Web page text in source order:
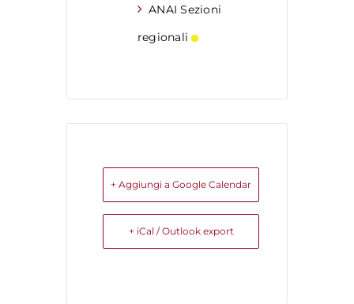
ANAI Sezioni
regionali
+ Aggiungi a Google Calendar
+ iCal / Outlook export